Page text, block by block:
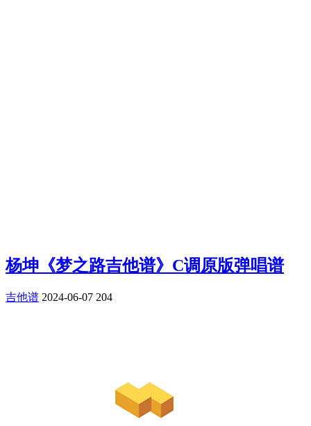
杨坤《梦之路吉他谱》C调原版弹唱谱
吉他谱 2024-06-07 204